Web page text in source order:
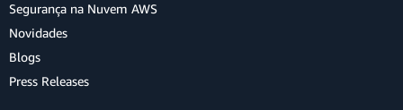
Segurança na Nuvem AWS
Novidades
Blogs
Press Releases